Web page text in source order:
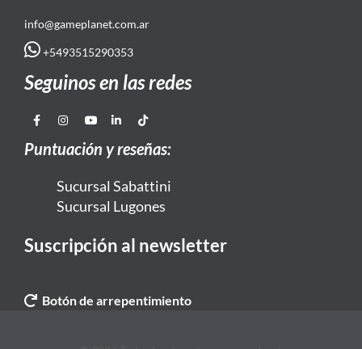
info@gameplanet.com.ar
+5493515290353
Seguinos en las redes
Puntuación y reseñas:
Sucursal Sabattini
Sucursal Lugones
Suscripción al newsletter
Botón de arrepentimiento